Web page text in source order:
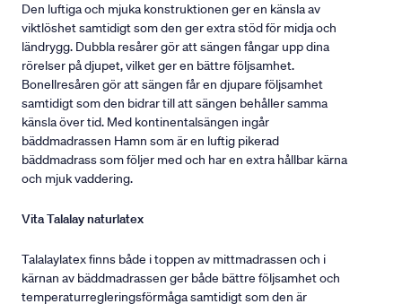
Den luftiga och mjuka konstruktionen ger en känsla av
viktlöshet samtidigt som den ger extra stöd för midja och
ländrygg. Dubbla resårer gör att sängen fångar upp dina
rörelser på djupet, vilket ger en bättre följsamhet.
Bonellresåren gör att sängen får en djupare följsamhet
samtidigt som den bidrar till att sängen behåller samma
känsla över tid. Med kontinentalsängen ingår
bäddmadrassen Hamn som är en luftig pikerad
bäddmadrass som följer med och har en extra hållbar kärna
och mjuk vaddering.
Vita Talalay naturlatex
Talalaylatex finns både i toppen av mittmadrassen och i
kärnan av bäddmadrassen ger både bättre följsamhet och
temperaturregleringsförmåga samtidigt som den är